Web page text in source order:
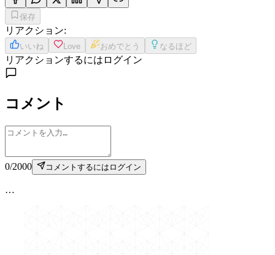
保存
リアクション:
いいね Love おめでとう なるほど
リアクションするにはログイン
コメント
0/2000 コメントするにはログイン
…